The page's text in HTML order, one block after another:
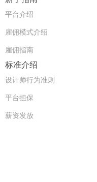
平台介绍
雇佣模式介绍
雇佣指南
标准介绍
设计师行为准则
平台担保
薪资发放